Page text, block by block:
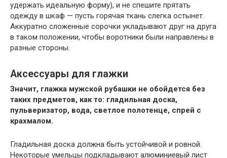
удержать идеальную форму), и не спешите прятать
одежду в шкаф — пусть горячая ткань слегка остынет.
Аккуратно сложенные сорочки укладывают друг на друга
в таком положении, чтобы воротники были направлены в
разные стороны.
Аксессуары для глажки
Значит, глажка мужской рубашки не обойдется без
таких предметов, как то: гладильная доска,
пульверизатор, вода, светлое полотенце, спрей с
крахмалом.
Гладильная доска должна быть устойчивой и ровной.
Некоторые умельцы подкладывают алюминиевый лист